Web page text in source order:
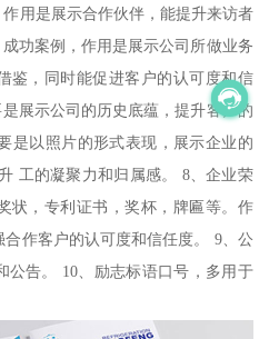
用是展示合作伙伴，能提升来访者
功案例，作用是展示公司所做业务
鉴，同时能促进客户的认可度和信
展示公司的历史底蕴，提升客户的
是以照片的形式表现，展示企业的
工的凝聚力和归属感。 8、企业荣
状，专利证书，奖杯，牌匾等。作
作客户的认可度和信任度。 9、公
公告。 10、励志标语口号，多用于